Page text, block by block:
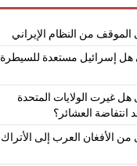
الموقف من النظام الإيراني
هل إسرائيل مستعدة للسيطرة
هل غيرت الولايات المتحدة
العشائر؟
من الأفغان العرب إلى الأتراك